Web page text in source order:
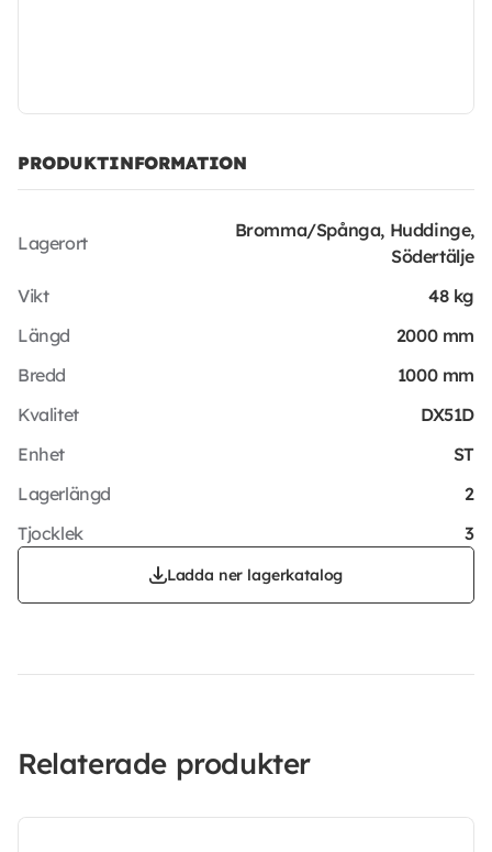
PRODUKTINFORMATION
Lagerort
Bromma/Spånga, Huddinge,
Södertälje
Vikt
48 kg
Längd
2000 mm
Bredd
1000 mm
Kvalitet
DX51D
Enhet
ST
Lagerlängd
2
Tjocklek
3
Ladda ner lagerkatalog
Relaterade produkter